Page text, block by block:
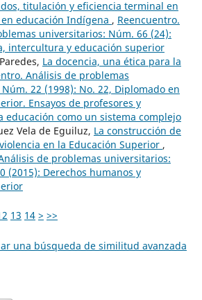
titulación y eficiencia terminal en
educación Indígena , Reencuentro.
universitarios: Núm. 66 (24):
intercultura y educación superior
La docencia, una ética para la
Análisis de problemas
22 (1998): No. 22, Diplomado en
Ensayos de profesores y
educación como un sistema complejo
Vela de Eguiluz, La construcción de
en la Educación Superior ,
de problemas universitarios:
(2015): Derechos humanos y
13 14 > >>
una búsqueda de similitud avanzada